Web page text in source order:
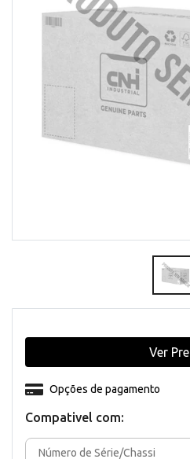
Compativel com:
Opções de pagamento
Ver